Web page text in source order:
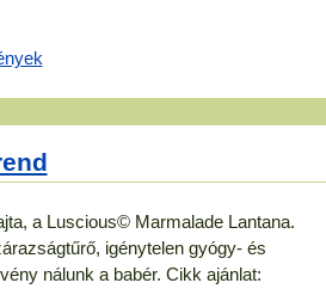
a Luscious© Marmalade Lantana.
igénytelen gyógy- és
nálunk a babér. Cikk ajánlat: